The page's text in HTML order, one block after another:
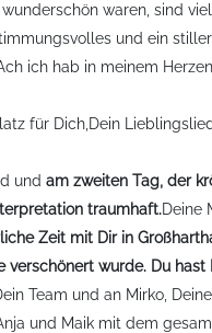
waren, sind
und ein
ich hab in meinem
für Dich,Dein
und am zweiten Tag, der
traumhaft.Deine
Zeit mit Dir in
verschönert wurde. Du
Team und an Mirko,
und Maik mit dem